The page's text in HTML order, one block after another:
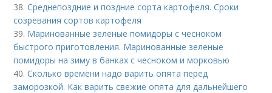
38.Среднепоздние и поздние сорта картофеля. Сроки
созревания сортов картофеля
39. Маринованные зеленые помидоры с чесноком
быстрого приготовления. Маринованные зеленые
помидоры на зиму в банках с чесноком и морковью
40.Сколько времени надо варить опята перед
заморозкой. Как варить свежие опята для дальнейшего